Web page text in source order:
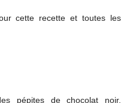
cette recette et toutes les
pépites de chocolat noir,